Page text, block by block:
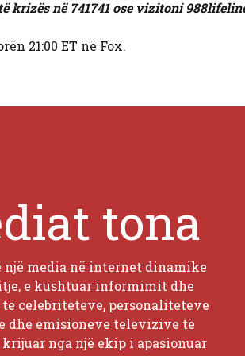
krizës në 741741 ose vizitoni
21:00 ET në Fox.
tona
një media në internet dinamike
e kushtuar informimit dhe
celebriteteve, personaliteteve
dhe emisioneve televizive të
nga një ekip i apasionuar